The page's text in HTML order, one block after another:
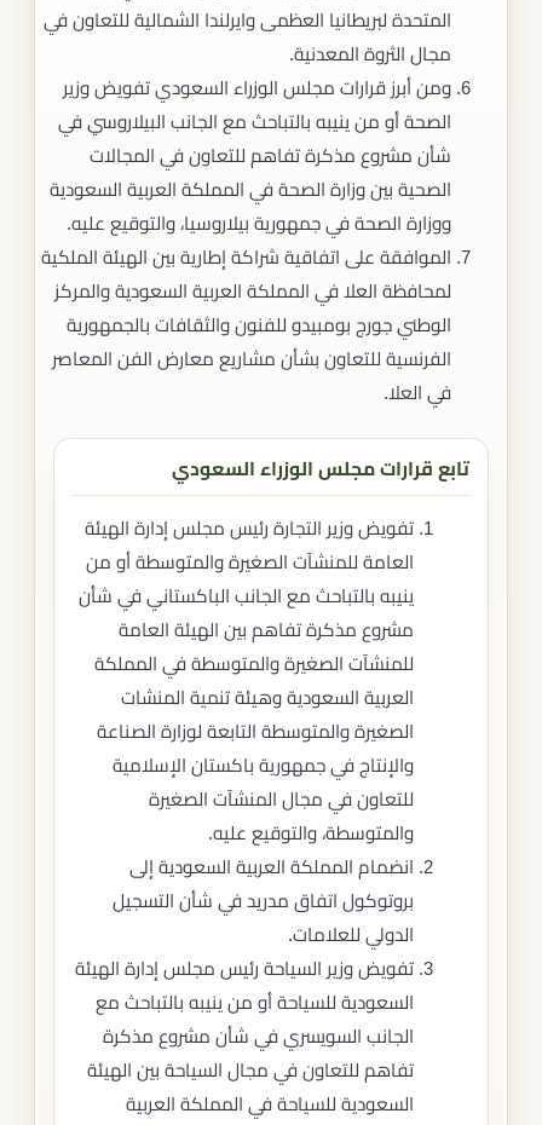
المتحدة لبريطانيا العظمى وايرلندا الشمالية للتعاون في
مجال الثروة المعدنية.
ومن أبرز قرارات مجلس الوزراء السعودي تفويض وزير
الصحة أو من ينيبه بالتباحث مع الجانب البيلاروسي في
شأن مشروع مذكرة تفاهم للتعاون في المجالات
الصحية بين وزارة الصحة في المملكة العربية السعودية
ووزارة الصحة في جمهورية بيلاروسيا، والتوقيع عليه.
الموافقة على اتفاقية شراكة إطارية بين الهيئة الملكية
لمحافظة العلا في المملكة العربية السعودية والمركز
الوطني جورج بومبيدو للفنون والثقافات بالجمهورية
الفرنسية للتعاون بشأن مشاريع معارض الفن المعاصر
في العلا.
تابع قرارات مجلس الوزراء السعودي
تفويض وزير التجارة رئيس مجلس إدارة الهيئة
العامة للمنشآت الصغيرة والمتوسطة أو من
ينيبه بالتباحث مع الجانب الباكستاني في شأن
مشروع مذكرة تفاهم بين الهيئة العامة
للمنشآت الصغيرة والمتوسطة في المملكة
العربية السعودية وهيئة تنمية المنشات
الصغيرة والمتوسطة التابعة لوزارة الصناعة
والإنتاج في جمهورية باكستان الإسلامية
للتعاون في مجال المنشآت الصغيرة
والمتوسطة، والتوقيع عليه.
انضمام المملكة العربية السعودية إلى
بروتوكول اتفاق مدريد في شأن التسجيل
الدولي للعلامات.
تفويض وزير السياحة رئيس مجلس إدارة الهيئة
السعودية للسياحة أو من ينيبه بالتباحث مع
الجانب السويسري في شأن مشروع مذكرة
تفاهم للتعاون في مجال السياحة بين الهيئة
السعودية للسياحة في المملكة العربية